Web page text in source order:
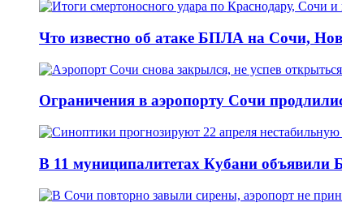
Что известно об атаке БПЛА на Сочи,
Ограничения в аэропорту Сочи
В 11 муниципалитетах Кубани объявили